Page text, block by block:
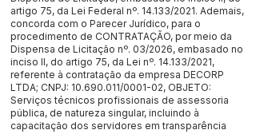
artigo 75, da Lei Federal nº. 14.133/2021. Ademais,
concorda com o Parecer Jurídico, para o
procedimento de CONTRATAÇÃO, por meio da
Dispensa de Licitação nº. 03/2026, embasado no
inciso II, do artigo 75, da Lei nº. 14.133/2021,
referente à contratação da empresa DECORP
LTDA; CNPJ: 10.690.011/0001-02, OBJETO:
Serviços técnicos profissionais de assessoria
pública, de natureza singular, incluindo à
capacitação dos servidores em transparência